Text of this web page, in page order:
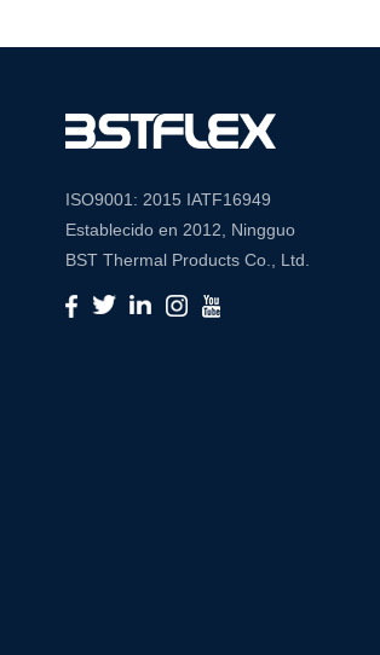
ISO9001: 2015 IATF16949
Establecido en 2012, Ningguo
BST Thermal Products Co., Ltd.
es un fabricante líder
especializado en soluciones